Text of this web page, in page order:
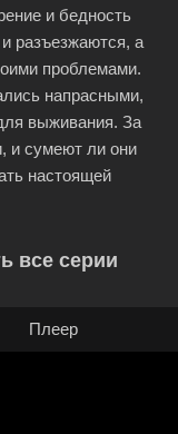
и бедность
разъезжаются, а
проблемами.
напрасными,
выживания. За
и сумеют ли они
настоящей
все серии
Плеер